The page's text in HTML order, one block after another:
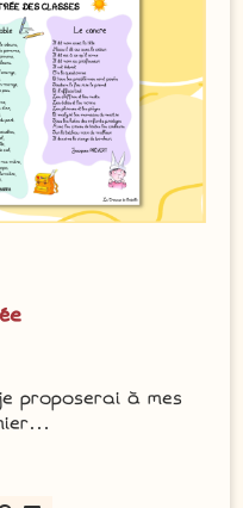
proposerai à mes